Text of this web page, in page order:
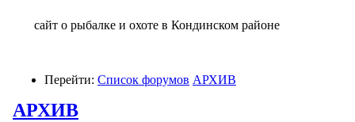
сайт о рыбалке и охоте в Кондинском районе
Перейти: Список форумов АРХИВ
АРХИВ